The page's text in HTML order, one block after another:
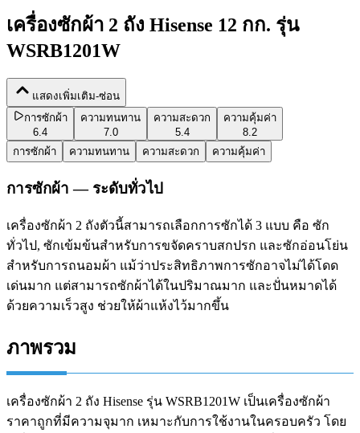
เครื่องซักผ้า 2 ถัง Hisense 12 กก. รุ่น
WSRB1201W
แสดงเพิ่มเติม-ซ่อน
การซักผ้า
6.4
ความทนทาน
7.0
ความสะดวก
5.4
ความคุ้มค่า
8.2
การซักผ้า
ความทนทาน ความสะดวก ความคุ้มค่า
การซักผ้า — ระดับทั่วไป
เครื่องซักผ้า 2 ถังตัวนี้สามารถเลือกการซักได้ 3 แบบ คือ ซัก
ทั่วไป, ซักเข้มข้นสำหรับการขจัดคราบสกปรก และซักอ่อนโย่น
สำหรับการถนอมผ้า แม้ว่าประสิทธิภาพการซักอาจไม่ได้โดด
เด่นมาก แต่สามารถซักผ้าได้ในปริมาณมาก และปั่นหมาดได้
ด้วยความเร็วสูง ช่วยให้ผ้าแห้งไว้มากขึ้น
ภาพรวม
เครื่องซักผ้า 2 ถัง Hisense รุ่น WSRB1201W เป็นเครื่องซักผ้า
ราคาถูกที่มีความจุมาก เหมาะกับการใช้งานในครอบครัว โดย